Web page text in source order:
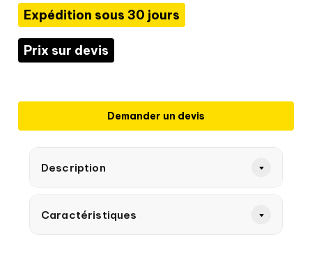
Expédition sous 30 jours
Prix sur devis
Demander un devis
Description
Caractéristiques